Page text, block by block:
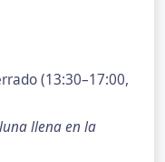
(13:30–17:00,
llena en la